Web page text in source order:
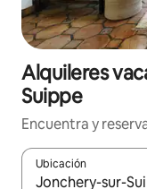
Alquileres
Suippe
Encuentra y
Ubicación
Cuando los